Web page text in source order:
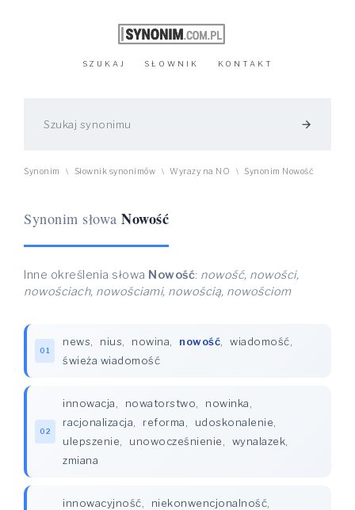
SZUKAJ SŁOWNIK KONTAKT
arrow_forward
Synonim \ Słownik synonimów \ Wyrazy na NO \ Synonim Nowość
Synonim słowa Nowość
Inne określenia słowa Nowość: nowość, nowości,
nowościach, nowościami, nowością, nowościom
01
news nius nowina nowość wiadomość
świeża wiadomość
02
innowacja nowatorstwo nowinka
racjonalizacja
reforma udoskonalenie
ulepszenie
unowocześnienie wynalazek
zmiana
innowacyjność niekonwencjonalność